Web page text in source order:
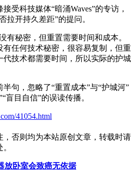
受科技媒体“暗涌Waves”的专访，
拉开持久差距”的提问。
有秘密，但重置需要时间和成本。
有任何技术秘密，很容易复制，但重
代技术都需要时间，所以实际的护城
句，忽略了“重置成本”与“护城河”
盲目自信”的误读传播。
41054.html
，否则均为本站原创文章，转载时请
放卧室会致癌无依据